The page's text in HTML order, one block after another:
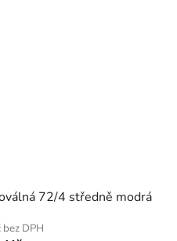
72/4 středně modrá
bez DPH